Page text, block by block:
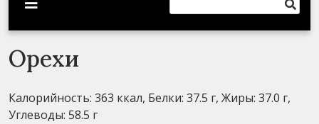
Орехи
Калорийность: 363 ккал, Белки: 37.5 г, Жиры: 37.0 г,
Углеводы: 58.5 г